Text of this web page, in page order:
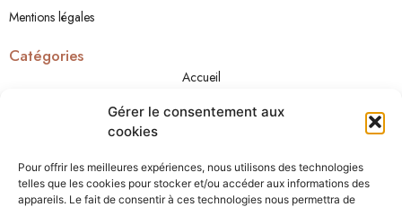
Gérer le consentement aux
cookies
Pour offrir les meilleures expériences, nous utilisons des technologies
telles que les cookies pour stocker et/ou accéder aux informations des
appareils. Le fait de consentir à ces technologies nous permettra de
Mentions légales
Catégories
Accueil
A propos
Contact